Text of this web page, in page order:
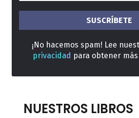
¡No hacemos spam! Lee
privacidad para obtener
NUESTROS LIBROS